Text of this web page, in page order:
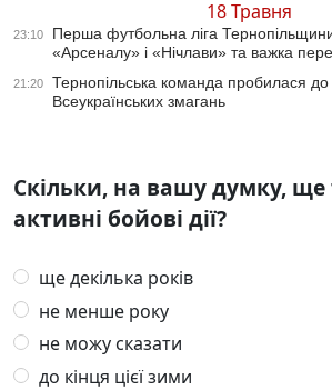
18 Травня
23:10
Перша футбольна ліга
«Арсеналу» і «Нічлави» та важка
21:20
Тернопільська команда пробилася до
Всеукраїнських змагань
Скільки, на вашу думку,
активні бойові дії?
ще декілька років
не менше року
не можу сказати
до кінця цієї зими